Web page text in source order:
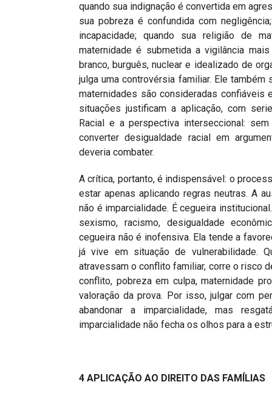
quando sua indignação é convertida em
sua pobreza é confundida com
incapacidade; quando sua religião de
maternidade é submetida a vigilância
branco, burguês, nuclear e idealizado de
julga uma controvérsia familiar. Ele
maternidades são consideradas
situações justificam a aplicação, com
Racial e a perspectiva interseccional:
converter desigualdade racial em
deveria combater.
A crítica, portanto, é indispensável: o
estar apenas aplicando regras neutras. A
não é imparcialidade. É cegueira
sexismo, racismo, desigualdade
cegueira não é inofensiva. Ela tende a
já vive em situação de vulnerabilidade.
atravessam o conflito familiar, corre o risco
conflito, pobreza em culpa, maternidade
valoração da prova. Por isso, julgar com
abandonar a imparcialidade, mas
imparcialidade não fecha os olhos para a
4 APLICAÇÃO AO DIREITO DAS FAMÍLIAS